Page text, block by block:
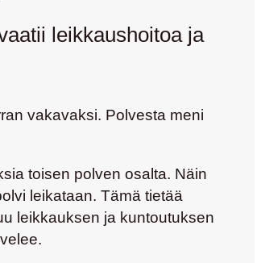
leikkaushoitoa ja
vakavaksi. Polvesta meni
toisen polven osalta. Näin
leikataan. Tämä tietää
leikkauksen ja kuntoutuksen